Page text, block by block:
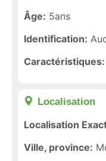
Âge: 5ans
Identification:
Caractéristiques:
Localisation​
Localisation
Ville, province: